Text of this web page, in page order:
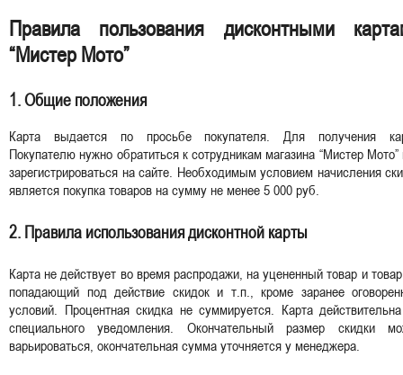
Правила пользования дисконтными
“Мистер Мото”
1. Общие положения
Карта выдается по просьбе покупателя. Для получения
Покупателю нужно обратиться к сотрудникам магазина “Мистер Мото”
зарегистрироваться на сайте. Необходимым условием начисления
является покупка товаров на сумму не менее 5 000 руб.
2. Правила использования дисконтной карты
Карта не действует во время распродажи, на уцененный товар и
попадающий под действие скидок и т.п., кроме заранее
условий. Процентная скидка не суммируется. Карта
специального уведомления. Окончательный размер скидки
варьироваться, окончательная сумма уточняется у менеджера.